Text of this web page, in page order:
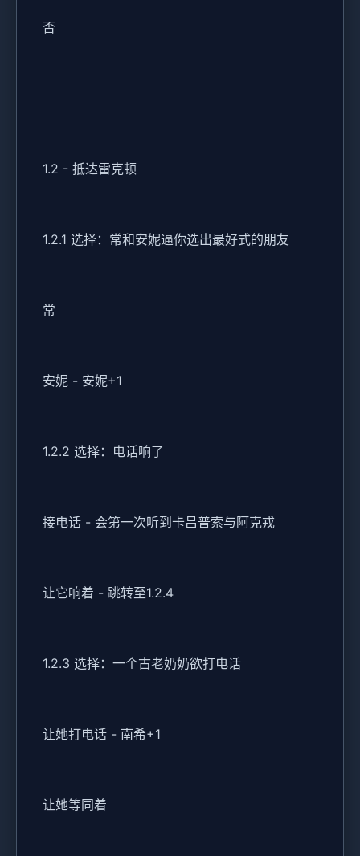
否
1.2 - 抵达雷克顿
1.2.1 选择：常和安妮逼你选出最好式的朋友
常
安妮 - 安妮+1
1.2.2 选择：电话响了
接电话 - 会第一次听到卡吕普索与阿克戎
让它响着 - 跳转至1.2.4
1.2.3 选择：一个古老奶奶欲打电话
让她打电话 - 南希+1
让她等同着